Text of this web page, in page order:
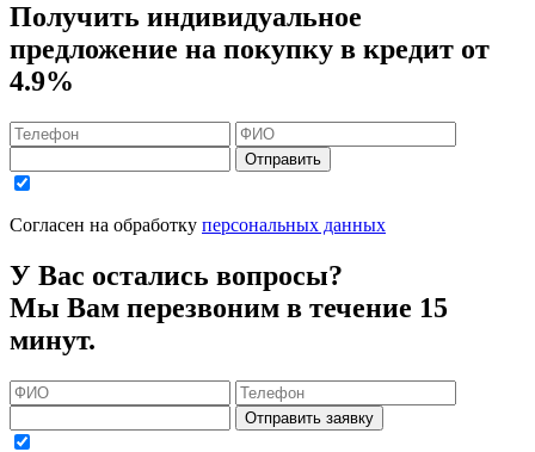
Получить индивидуальное
предложение на покупку в кредит от
4.9%
Отправить
Согласен на обработку персональных данных
У Вас остались вопросы?
Мы Вам перезвоним в течение 15
минут.
Отправить заявку